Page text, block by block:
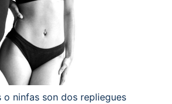
o ninfas son dos repliegues